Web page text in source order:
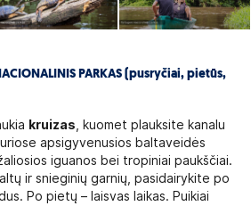
PARKAS (pusryčiai, pietūs,
kruizas , kuomet plauksite kanalu
apsigyvenusios baltaveidės
iguanos bei tropiniai paukščiai.
ir snieginių garnių, pasidairykite po
Po pietų – laisvas laikas. Puikiai